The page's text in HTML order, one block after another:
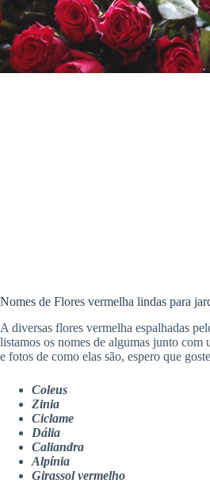
Nomes de Flores vermelha lindas para
A diversas flores vermelha espalhadas
listamos os nomes de algumas junto com
e fotos de como elas são, espero que
Coleus
Zinia
Ciclame
Dália
Caliandra
Alpínia
Girassol vermelho